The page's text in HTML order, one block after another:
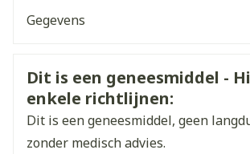
Gegevens
Organisaties Boiron
Merken Boiron
Veiligheidsinformatie
Dit is een geneesmiddel -
enkele richtlijnen:
Dit is een geneesmiddel, geen
zonder medisch advies.